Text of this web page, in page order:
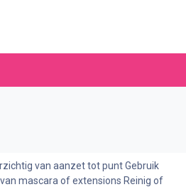
van aanzet tot punt Gebruik
mascara of extensions Reinig of